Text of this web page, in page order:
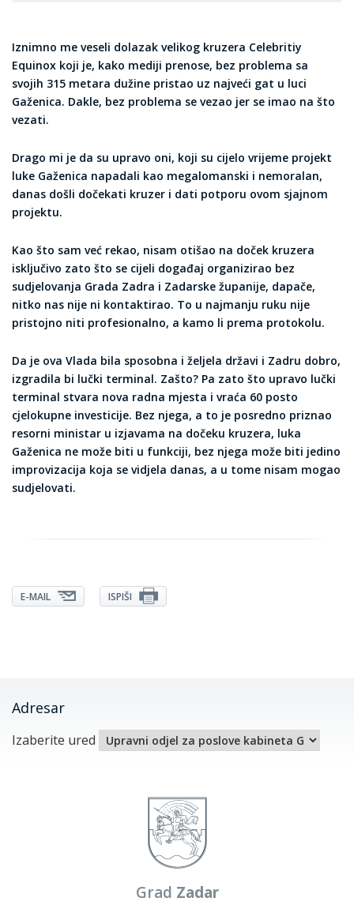
Iznimno me veseli dolazak velikog kruzera Celebritiy
Equinox koji je, kako mediji prenose, bez problema sa
svojih 315 metara dužine pristao uz najveći gat u luci
Gaženica. Dakle, bez problema se vezao jer se imao na što
vezati.
Drago mi je da su upravo oni, koji su cijelo vrijeme projekt
luke Gaženica napadali kao megalomanski i nemoralan,
danas došli dočekati kruzer i dati potporu ovom sjajnom
projektu.
Kao što sam već rekao, nisam otišao na doček kruzera
isključivo zato što se cijeli događaj organizirao bez
sudjelovanja Grada Zadra i Zadarske županije, dapače,
nitko nas nije ni kontaktirao. To u najmanju ruku nije
pristojno niti profesionalno, a kamo li prema protokolu.
Da je ova Vlada bila sposobna i željela državi i Zadru dobro,
izgradila bi lučki terminal. Zašto? Pa zato što upravo lučki
terminal stvara nova radna mjesta i vraća 60 posto
cjelokupne investicije. Bez njega, a to je posredno priznao
resorni ministar u izjavama na dočeku kruzera, luka
Gaženica ne može biti u funkciji, bez njega može biti jedino
improvizacija koja se vidjela danas, a u tome nisam mogao
sudjelovati.
E-MAIL ISPIŠI
Adresar
Izaberite ured
Grad Zadar